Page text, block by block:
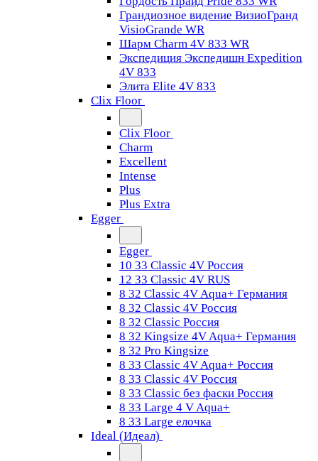
Грандиозное видение ВизиоГранд
VisioGrande WR
Шарм Charm 4V 833 WR
Экспедиция Экспедишн Expedition
4V 833
Элита Elite 4V 833
Clix Floor
Clix Floor
Charm
Excellent
Intense
Plus
Plus Extra
Egger
Egger
10 33 Classic 4V Россия
12 33 Classic 4V RUS
8 32 Classic 4V Aqua+ Германия
8 32 Classic 4V Россия
8 32 Classic Россия
8 32 Kingsize 4V Aqua+ Германия
8 32 Pro Kingsize
8 33 Classic 4V Aqua+ Россия
8 33 Classic 4V Россия
8 33 Classic без фаски Россия
8 33 Large 4 V Aqua+
8 33 Large елочка
Ideal (Идеал)